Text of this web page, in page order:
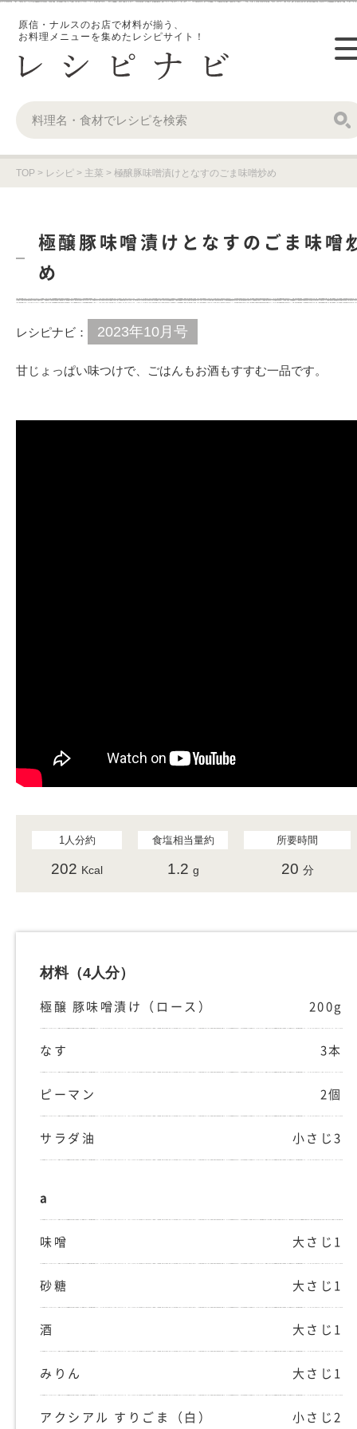
原信・ナルスのお店で材料が揃う、
お料理メニューを集めたレシピサイト！
TOP > レシピ > 主菜 > 極醸豚味噌漬けとなすのごま味噌炒め
極醸豚味噌漬けとなすのごま味噌
め
レシピナビ： 2023年10月号
甘じょっぱい味つけで、ごはんもお酒もすすむ一品です。
1人分約
202 Kcal
食塩相当量約
1.2 g
所要時間
20 分
材料（4人分）
極醸 豚味噌漬け（ロース） 200g
なす 3本
ピーマン 2個
サラダ油 小さじ3
a
味噌 大さじ1
砂糖 大さじ1
酒 大さじ1
みりん 大さじ1
アクシアル すりごま（白） 小さじ2